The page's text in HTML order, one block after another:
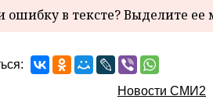
в тексте? Выделите
Новости СМИ2